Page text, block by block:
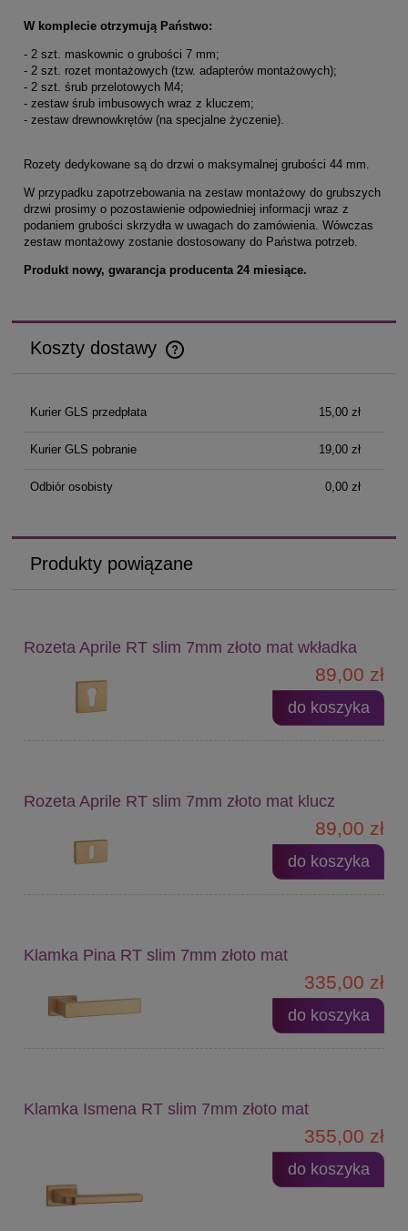
W komplecie otrzymują Państwo:
- 2 szt. maskownic o grubości 7 mm;
- 2 szt. rozet montażowych (tzw. adapterów montażowych);
- 2 szt. śrub przelotowych M4;
- zestaw śrub imbusowych wraz z kluczem;
- zestaw drewnowkrętów (na specjalne życzenie).
Rozety dedykowane są do drzwi o maksymalnej grubości 44 mm.
W przypadku zapotrzebowania na zestaw montażowy do grubszych
drzwi prosimy o pozostawienie odpowiedniej informacji wraz z
podaniem grubości skrzydła w uwagach do zamówienia. Wówczas
zestaw montażowy zostanie dostosowany do Państwa potrzeb.
Produkt nowy, gwarancja producenta 24 miesiące.
Koszty dostawy
Cena nie zawiera ewentualnych kosztów płatności
Kurier GLS przedpłata 15,00 zł
Kurier GLS pobranie 19,00 zł
Odbiór osobisty 0,00 zł
Produkty powiązane
Rozeta Aprile RT slim 7mm złoto mat wkładka
89,00 zł
do koszyka
Rozeta Aprile RT slim 7mm złoto mat klucz
89,00 zł
do koszyka
Klamka Pina RT slim 7mm złoto mat
335,00 zł
do koszyka
Klamka Ismena RT slim 7mm złoto mat
355,00 zł
do koszyka